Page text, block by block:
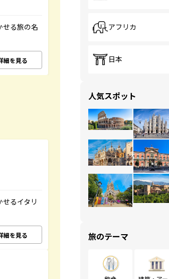
せる旅の名
細を見る
るイタリ
細を見る
アフリカ
日本
人気スポット
旅のテーマ